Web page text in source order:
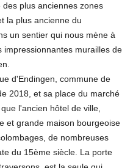
plus anciennes zones
la plus ancienne du
un sentier qui nous mène à
impressionnantes murailles de
d'Endingen, commune de
2018, et sa place du marché
l'ancien hôtel de ville,
et grande maison bourgeoise
de nombreuses
du 15ème siècle. La porte